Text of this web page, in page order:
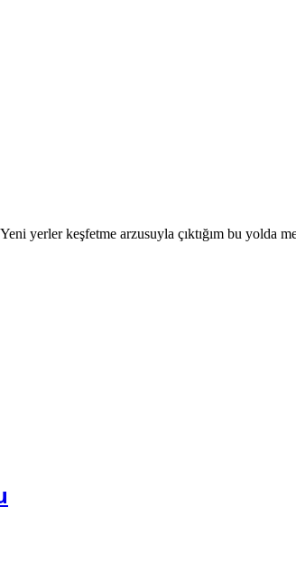
yerler keşfetme arzusuyla çıktığım bu yolda